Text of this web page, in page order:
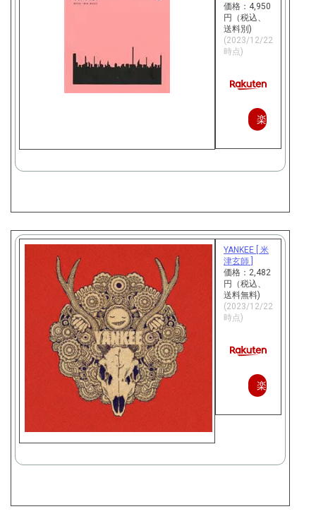
価格：4,950
円（税込、
送料別)
(2023/12/22
時点)
楽
入
YANKEE [ 米
津玄師 ]
価格：2,482
円（税込、
送料無料)
(2023/12/22
時点)
楽